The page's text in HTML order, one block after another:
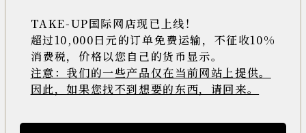
登
録
>>
Online
TAKE-UP国际网店现已上线！
超过10,000日元的订单免费运输，不征收10%
消费税，价格以您自己的货币显示。
注意：我们的一些产品仅在当前网站上提供。
因此，如果您找不到想要的东西，请回来。